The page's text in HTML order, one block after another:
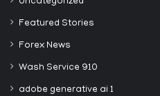
Featured Stories
Forex News
Wash Service 910
adobe generative ai 1